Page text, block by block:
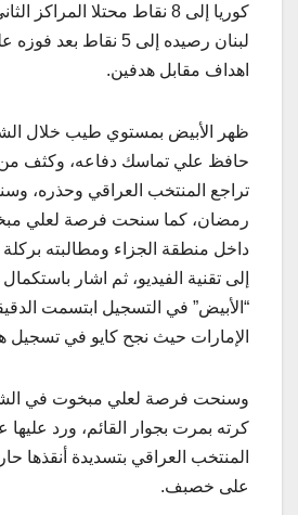
كوريا إلى 8 نقاط محتلا
لبنان رصيده إلى 5 نقاط
اهداف مقابل هدفين.
ظهر الأبيض بمستوي طيب خلال
حافظ علي تماسك دفاعه، وكثف
تراجع المنتخب العراقي وحذره،
رمضان، كما سنحت فرصة لعلي
داخل منطقة الجزاء ومطالبته
إلى تقنية الفيديو، ثم اشار
الإمارات حيث نجح كايو في تسجيل
وسنحت فرصة لعلي مبخوت في
كرته بمرت بجوار القائم، ورد
المنتخب العراقي بتسديدة أنقذها
على خصبف.